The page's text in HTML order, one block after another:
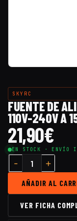
SKYRC
FUENTE DE
110V-240V A
21,90€
EN STOCK · ENVÍO
AÑADIR AL
VER FICHA